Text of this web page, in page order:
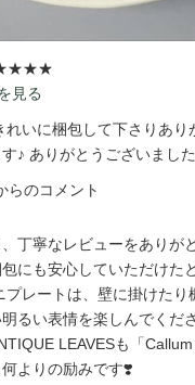
見る
いに梱包して下さりあり
♪ ありがとうございました
らのコメント
丁寧なレビューをあり
にも安心していただけた
プレートは、壁に掛けたり
るい表情を楽しんでくだ
LEAVESも「
よりの励みです❣️